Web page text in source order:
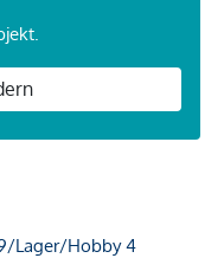
Lager/Hobby 4